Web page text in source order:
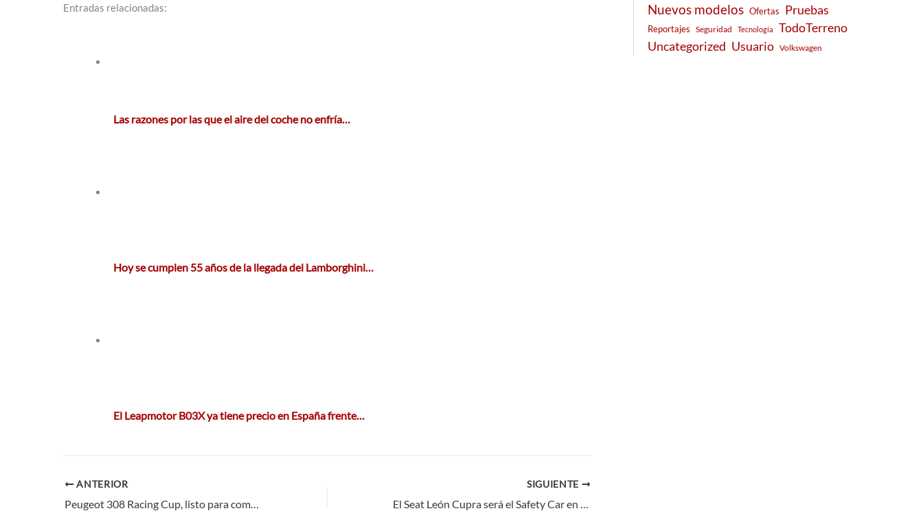
Entradas relacionadas:
Las razones por las que el aire del coche no enfría…
Hoy se cumplen 55 años de la llegada del Lamborghini…
El Leapmotor B03X ya tiene precio en España frente…
ANTERIOR
Peugeot 308 Racing Cup, listo para competir
SIGUIENTE
El Seat León Cupra será el Safety Car en el Mundial de Superbike 2017
Nuevos modelos Ofertas Pruebas
Reportajes Seguridad Tecnología
TodoTerreno
Uncategorized Usuario Volkswagen